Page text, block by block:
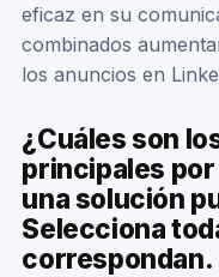
eficaz en su
combinados
los anuncios en
¿Cuáles son
principales por
una solución
Selecciona
correspondan.